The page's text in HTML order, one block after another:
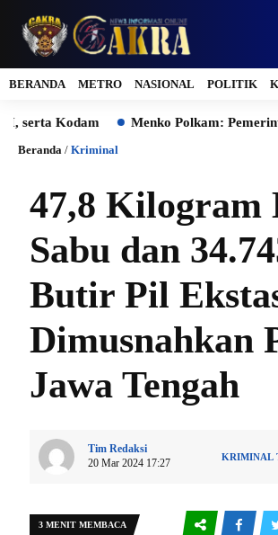
BERANDA METRO NASIONAL POLITIK
Kodam Menko Polkam: Pemerintah
Beranda / Kriminal
47,8 Kilogram
Sabu dan
Butir Pil
Dimusnahkan
Jawa Tengah
Tim Redaksi
20 Mar 2024 17:27
KRIMINAL
3 MENIT MEMBACA